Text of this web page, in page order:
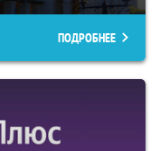
ПОДРОБНЕЕ